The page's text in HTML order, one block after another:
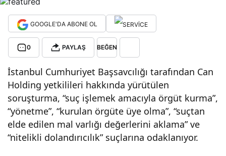
GOOGLE'DA ABONE OL
0 PAYLAŞ BEĞEN
İstanbul Cumhuriyet Başsavcılığı tarafından Can
Holding yetkilileri hakkında yürütülen
soruşturma, “suç işlemek amacıyla örgüt kurma”,
“yönetme”, “kurulan örgüte üye olma”, “suçtan
elde edilen mal varlığı değerlerini aklama” ve
“nitelikli dolandırıcılık” suçlarına odaklanıyor.
ding
sor
urm
asın
Varsayılana